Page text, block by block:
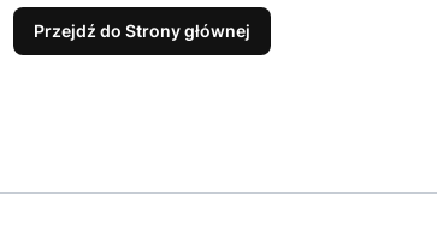
Przejdź do Strony głównej